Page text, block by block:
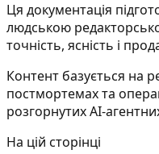
Ця документація
людською
точність, ясність і
Контент базується на
постмортемах та
розгорнутих AI-
На цій сторінці